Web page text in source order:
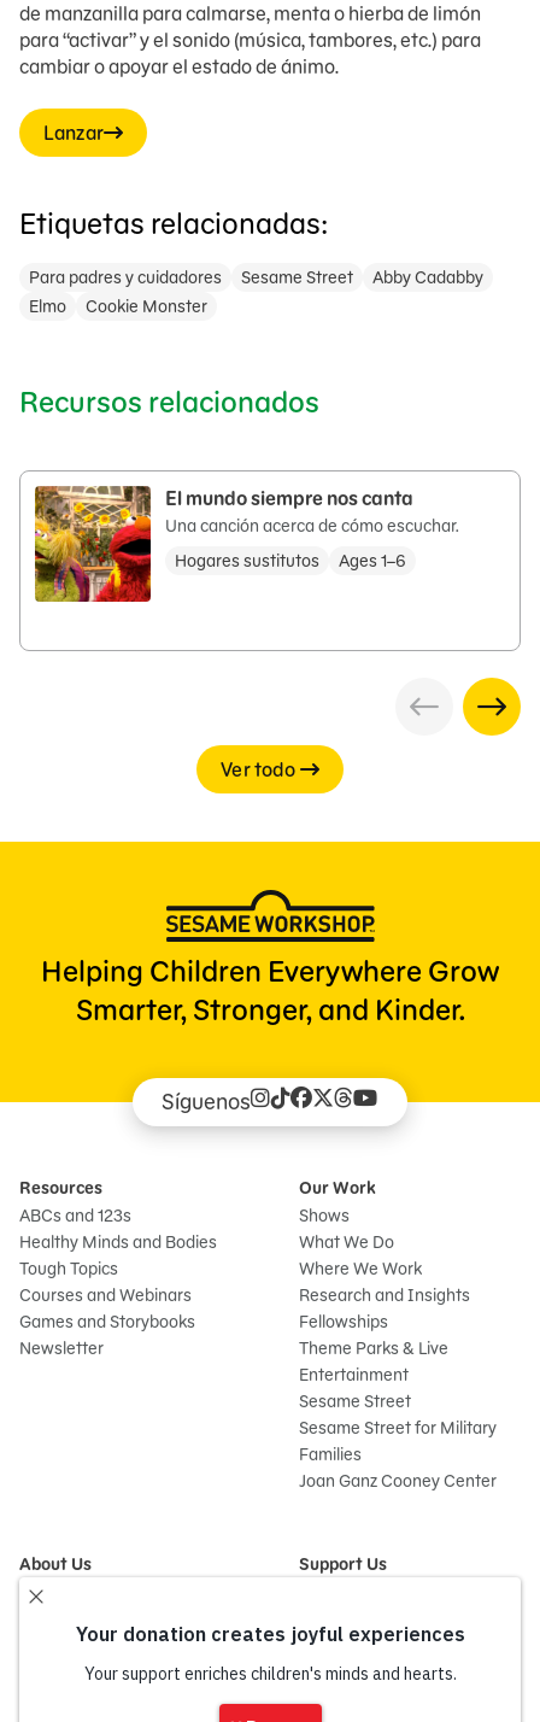
de manzanilla para calmarse, menta o hierba de limón
para “activar” y el sonido (música, tambores, etc.) para
cambiar o apoyar el estado de ánimo.
Lanzar
Etiquetas relacionadas:
Para padres y cuidadores Sesame Street
Abby Cadabby
Elmo
Cookie Monster
Recursos relacionados
El mundo siempre nos canta
Una canción acerca de cómo escuchar.
Hogares sustitutos
Ages 1–6
Ver todo
Helping Children Everywhere Grow
Smarter, Stronger, and Kinder.
Síguenos
Resources
ABCs and 123s
Healthy Minds and Bodies
Tough Topics
Courses and Webinars
Games and Storybooks
Newsletter
Our Work
Shows
What We Do
Where We Work
Research and Insights
Fellowships
Theme Parks & Live
Entertainment
Sesame Street
Sesame Street for Military
Families
Joan Ganz Cooney Center
About Us
Mission and History
Financials
Partners
Support Us
Giving
Impact Report